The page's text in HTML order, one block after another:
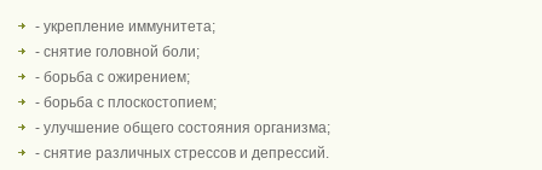
- укрепление иммунитета;
- снятие головной боли;
- борьба с ожирением;
- борьба с плоскостопием;
- улучшение общего состояния организма;
- снятие различных стрессов и депрессий.